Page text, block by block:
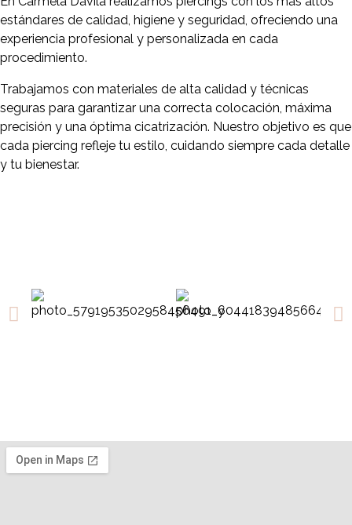
estándares de calidad, higiene y seguridad, ofreciendo una
experiencia profesional y personalizada en cada
procedimiento.
Trabajamos con materiales de alta calidad y técnicas
seguras para garantizar una correcta colocación, máxima
precisión y una óptima cicatrización. Nuestro objetivo es que
cada piercing refleje tu estilo, cuidando siempre cada detalle
y tu bienestar.